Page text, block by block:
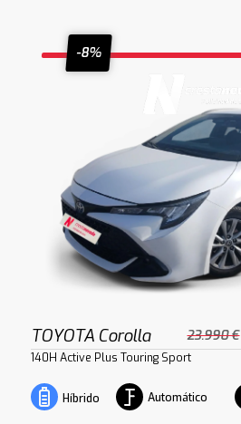
-8%
TOYOTA Corolla 23.990 €
140H Active Plus Touring Sport
Híbrido Automático